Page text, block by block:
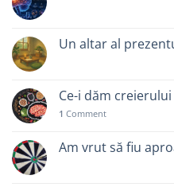
Un altar al
Ce-i dăm
1 Comment
Am vrut să fiu